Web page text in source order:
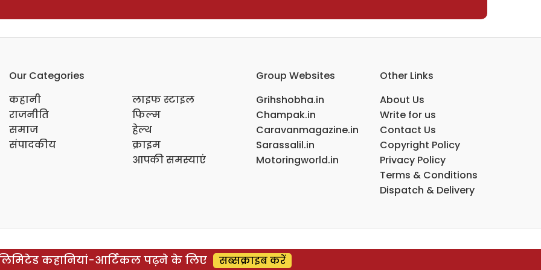
Our Categories
कहानी
राजनीति
समाज
संपादकीय
लाइफ स्टाइल
फिल्म
हेल्थ
क्राइम
आपकी समस्याएं
Group Websites
Grihshobha.in
Champak.in
Caravanmagazine.in
Sarassalil.in
Motoringworld.in
Other Links
About Us
Write for us
Contact Us
Copyright Policy
Privacy Policy
Terms & Conditions
Dispatch & Delivery
कहानियां-आर्टिकल पढ़ने के लिए सब्सक्राइब करें